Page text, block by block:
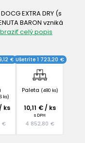
EXTRA DRY (s
BARON vzniká
celý popis
ks)
€
ks
€
Paleta (480 ks)
Ušetríte 1 723,20 €
10,11 € / ks
s DPH
4 852,80 €